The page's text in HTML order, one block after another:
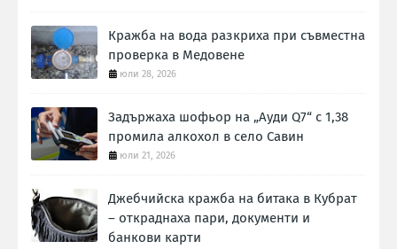
Кражба на вода разкриха при съвместна
проверка в Медовене
юли 28, 2026
Задържаха шофьор на „Ауди Q7“ с 1,38
промила алкохол в село Савин
юли 21, 2026
Джебчийска кражба на битака в Кубрат
– откраднаха пари, документи и
банкови карти